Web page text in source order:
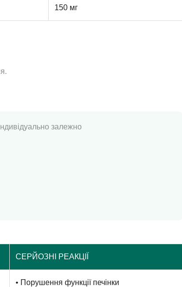
150 мг
залежно
СЕРЙОЗНІ РЕАКЦІЇ
• Порушення функції печінки